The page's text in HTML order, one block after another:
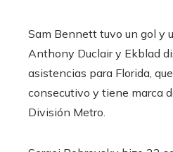
Sam Bennett tuvo un gol y
Anthony Duclair y Ekblad
asistencias para Florida,
consecutivo y tiene marca
División Metro.